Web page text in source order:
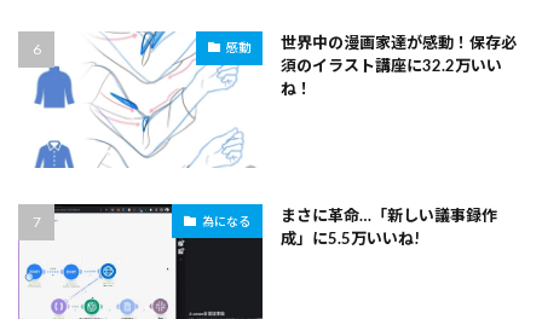
感動
世界中の漫画家達が感動！保存必
須のイラスト講座に32.2万いい
ね！
為になる
まさに革命…「新しい議事録作
成」に5.5万いいね!